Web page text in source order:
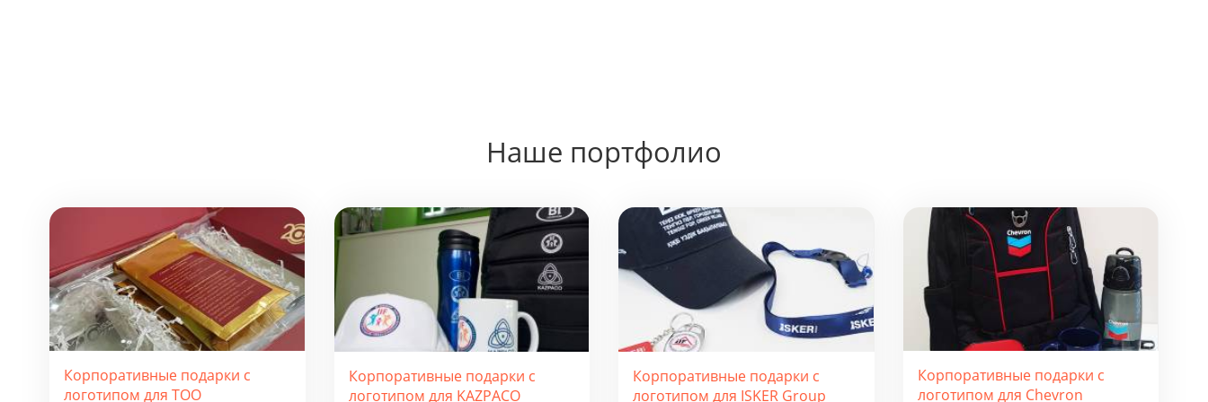
Наше портфолио
Корпоративные подарки с
логотипом для ТОО
Корпоративные подарки с
логотипом для KAZPACO
Корпоративные подарки с
логотипом для ISKER Group
Корпоративные подарки с
логотипом для Chevron